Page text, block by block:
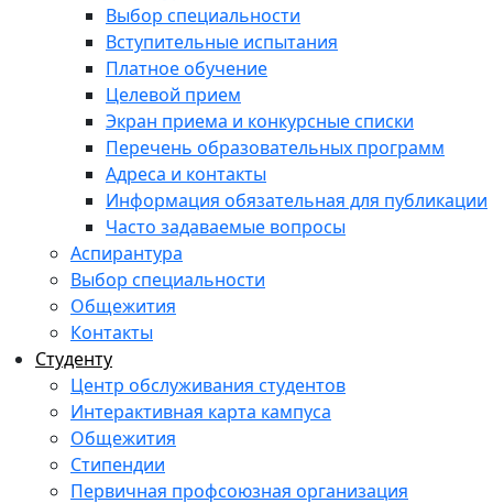
Выбор специальности
Вступительные испытания
Платное обучение
Целевой прием
Экран приема и конкурсные списки
Перечень образовательных программ
Адреса и контакты
Информация обязательная для публикации
Часто задаваемые вопросы
Аспирантура
Выбор специальности
Общежития
Контакты
Студенту
Центр обслуживания студентов
Интерактивная карта кампуса
Общежития
Стипендии
Первичная профсоюзная организация